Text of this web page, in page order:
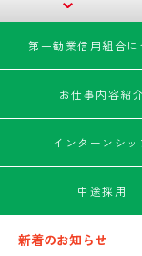
第一勧業信用組合に
お仕事内容紹
インターンシッ
中途採用
新着のお知らせ